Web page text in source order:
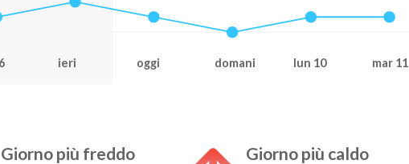
ieri oggi domani lun 10 mar 11
Giorno più freddo Giorno più caldo